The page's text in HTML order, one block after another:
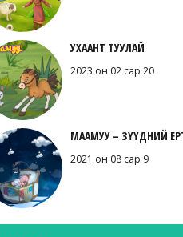
УХААНТ ТУУЛАЙ
2023 он 02 сар 20
МААМУУ – ЗҮҮДНИЙ
2021 он 08 сар 9